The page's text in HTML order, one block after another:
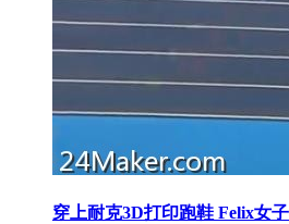
穿上耐克3D打印跑鞋 Felix女